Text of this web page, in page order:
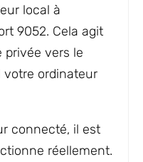
local à
9052. Cela agit
vers le
votre ordinateur
connecté, il est
réellement.